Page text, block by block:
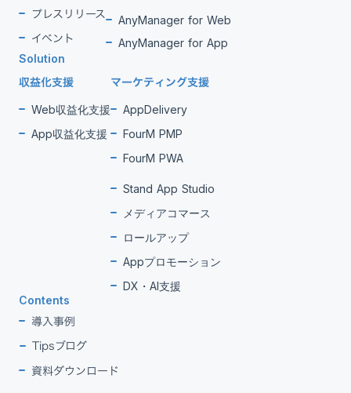
プレスリリース
イベント
AnyManager for Web
AnyManager for App
Solution
収益化支援
Web収益化支援
App収益化支援
マーケティング支援
AppDelivery
FourM PMP
FourM PWA
Stand App Studio
メディアコマース
ロールアップ
Appプロモーション
DX・AI支援
Contents
導入事例
Tipsブログ
資料ダウンロード